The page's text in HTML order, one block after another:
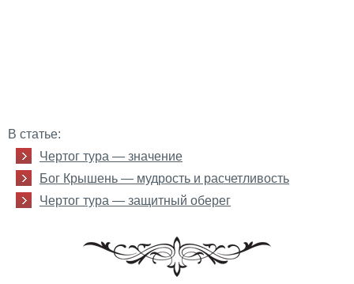
В статье:
Чертог тура — значение
Бог Крышень — мудрость и расчетливость
Чертог тура — защитный оберег